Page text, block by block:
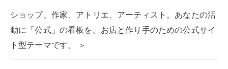
ショップ、作家、アトリエ、アーティスト。あなたの活
動に「公式」の看板を。お店と作り手のための公式サイ
ト型テーマです。 ＞